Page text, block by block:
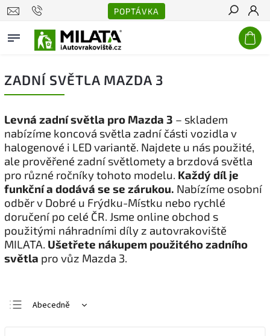
POPTÁVKA
Hledat
ZADNÍ SVĚTLA MAZDA 3
Levná zadní světla pro Mazda 3 – skladem
nabízíme koncová světla zadní části vozidla v
halogenové i LED variantě. Najdete u nás použité,
ale prověřené zadní světlomety a brzdová světla
pro různé ročníky tohoto modelu. Každý díl je
funkční a dodává se se zárukou. Nabízíme osobní
odběr v Dobré u Frýdku-Místku nebo rychlé
doručení po celé ČR. Jsme online obchod s
použitými náhradními díly z autovrakoviště
MILATA. Ušetřete nákupem použitého zadního
světla pro vůz Mazda 3.
Abecedně